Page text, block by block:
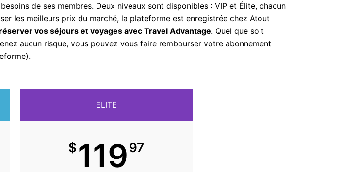
de ses membres. Deux niveaux sont disponibles : VIP et Élite, chacun
les meilleurs prix du marché, la plateforme est enregistrée chez Atout
réserver vos séjours et voyages avec Travel Advantage. Quel que soit
aucun risque, vous pouvez vous faire rembourser votre abonnement
ELITE
$11997